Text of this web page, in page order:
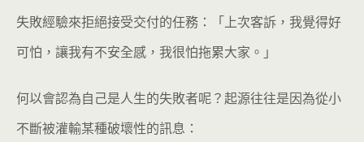
失敗經驗來拒絕接受交付的任務：「上次客訴，我覺得好
可怕，讓我有不安全感，我很怕拖累大家。」
何以會認為自己是人生的失敗者呢？起源往往是因為從小
不斷被灌輸某種破壞性的訊息：